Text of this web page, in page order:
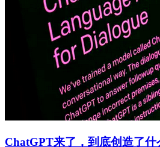
ChatGPT来了，到底创造了什